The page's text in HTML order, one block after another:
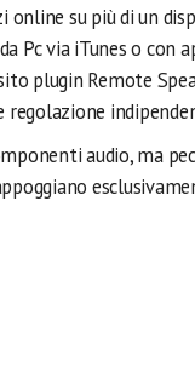
online su più di un
Pc via iTunes o con
plugin Remote